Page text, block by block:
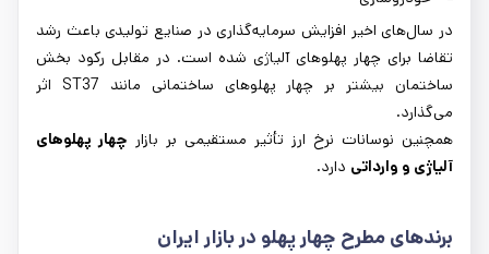
در سال‌های اخیر افزایش سرمایه‌گذاری در صنایع تولیدی باعث رشد
تقاضا برای چهار پهلوهای آلیاژی شده است. در مقابل رکود بخش
ساختمان بیشتر بر چهار پهلوهای ساختمانی مانند ST37 اثر
می‌گذارد.
همچنین نوسانات نرخ ارز تأثیر مستقیمی بر بازار چهار پهلوهای
آلیاژی و وارداتی دارد.
برندهای مطرح چهار پهلو در بازار ایران